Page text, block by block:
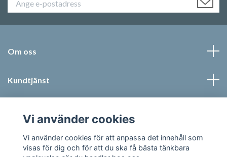
Om oss
Kundtjänst
Sociala medier
Vi använder cookies
Vi använder cookies för att anpassa det innehåll som
visas för dig och för att du ska få bästa tänkbara